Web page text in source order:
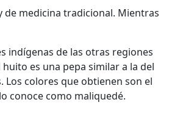
de medicina tradicional. Mientras
indígenas de las otras regiones
es una pepa similar a la del
Los colores que obtienen son el
conoce como maliquedé.